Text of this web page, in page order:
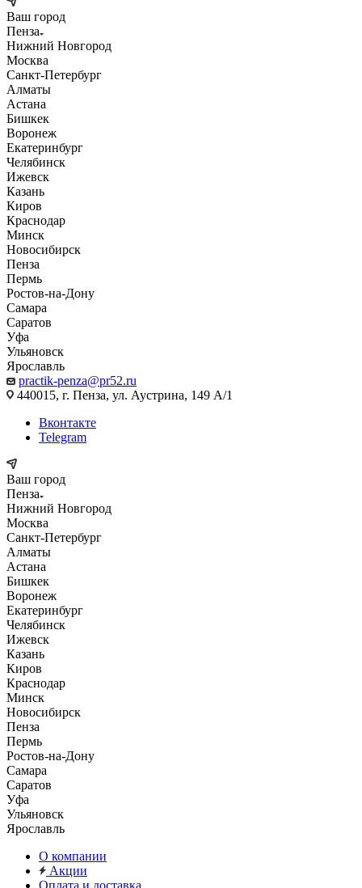
Ваш город
Пенза
Нижний Новгород
Москва
Санкт-Петербург
Алматы
Астана
Бишкек
Воронеж
Екатеринбург
Челябинск
Ижевск
Казань
Киров
Краснодар
Минск
Новосибирск
Пенза
Пермь
Ростов-на-Дону
Самара
Саратов
Уфа
Ульяновск
Ярославль
practik-penza@pr52.ru
440015, г. Пенза, ул. Аустрина, 149 А/1
Вконтакте
Telegram
Ваш город
Пенза
Нижний Новгород
Москва
Санкт-Петербург
Алматы
Астана
Бишкек
Воронеж
Екатеринбург
Челябинск
Ижевск
Казань
Киров
Краснодар
Минск
Новосибирск
Пенза
Пермь
Ростов-на-Дону
Самара
Саратов
Уфа
Ульяновск
Ярославль
О компании
Акции
Оплата и доставка